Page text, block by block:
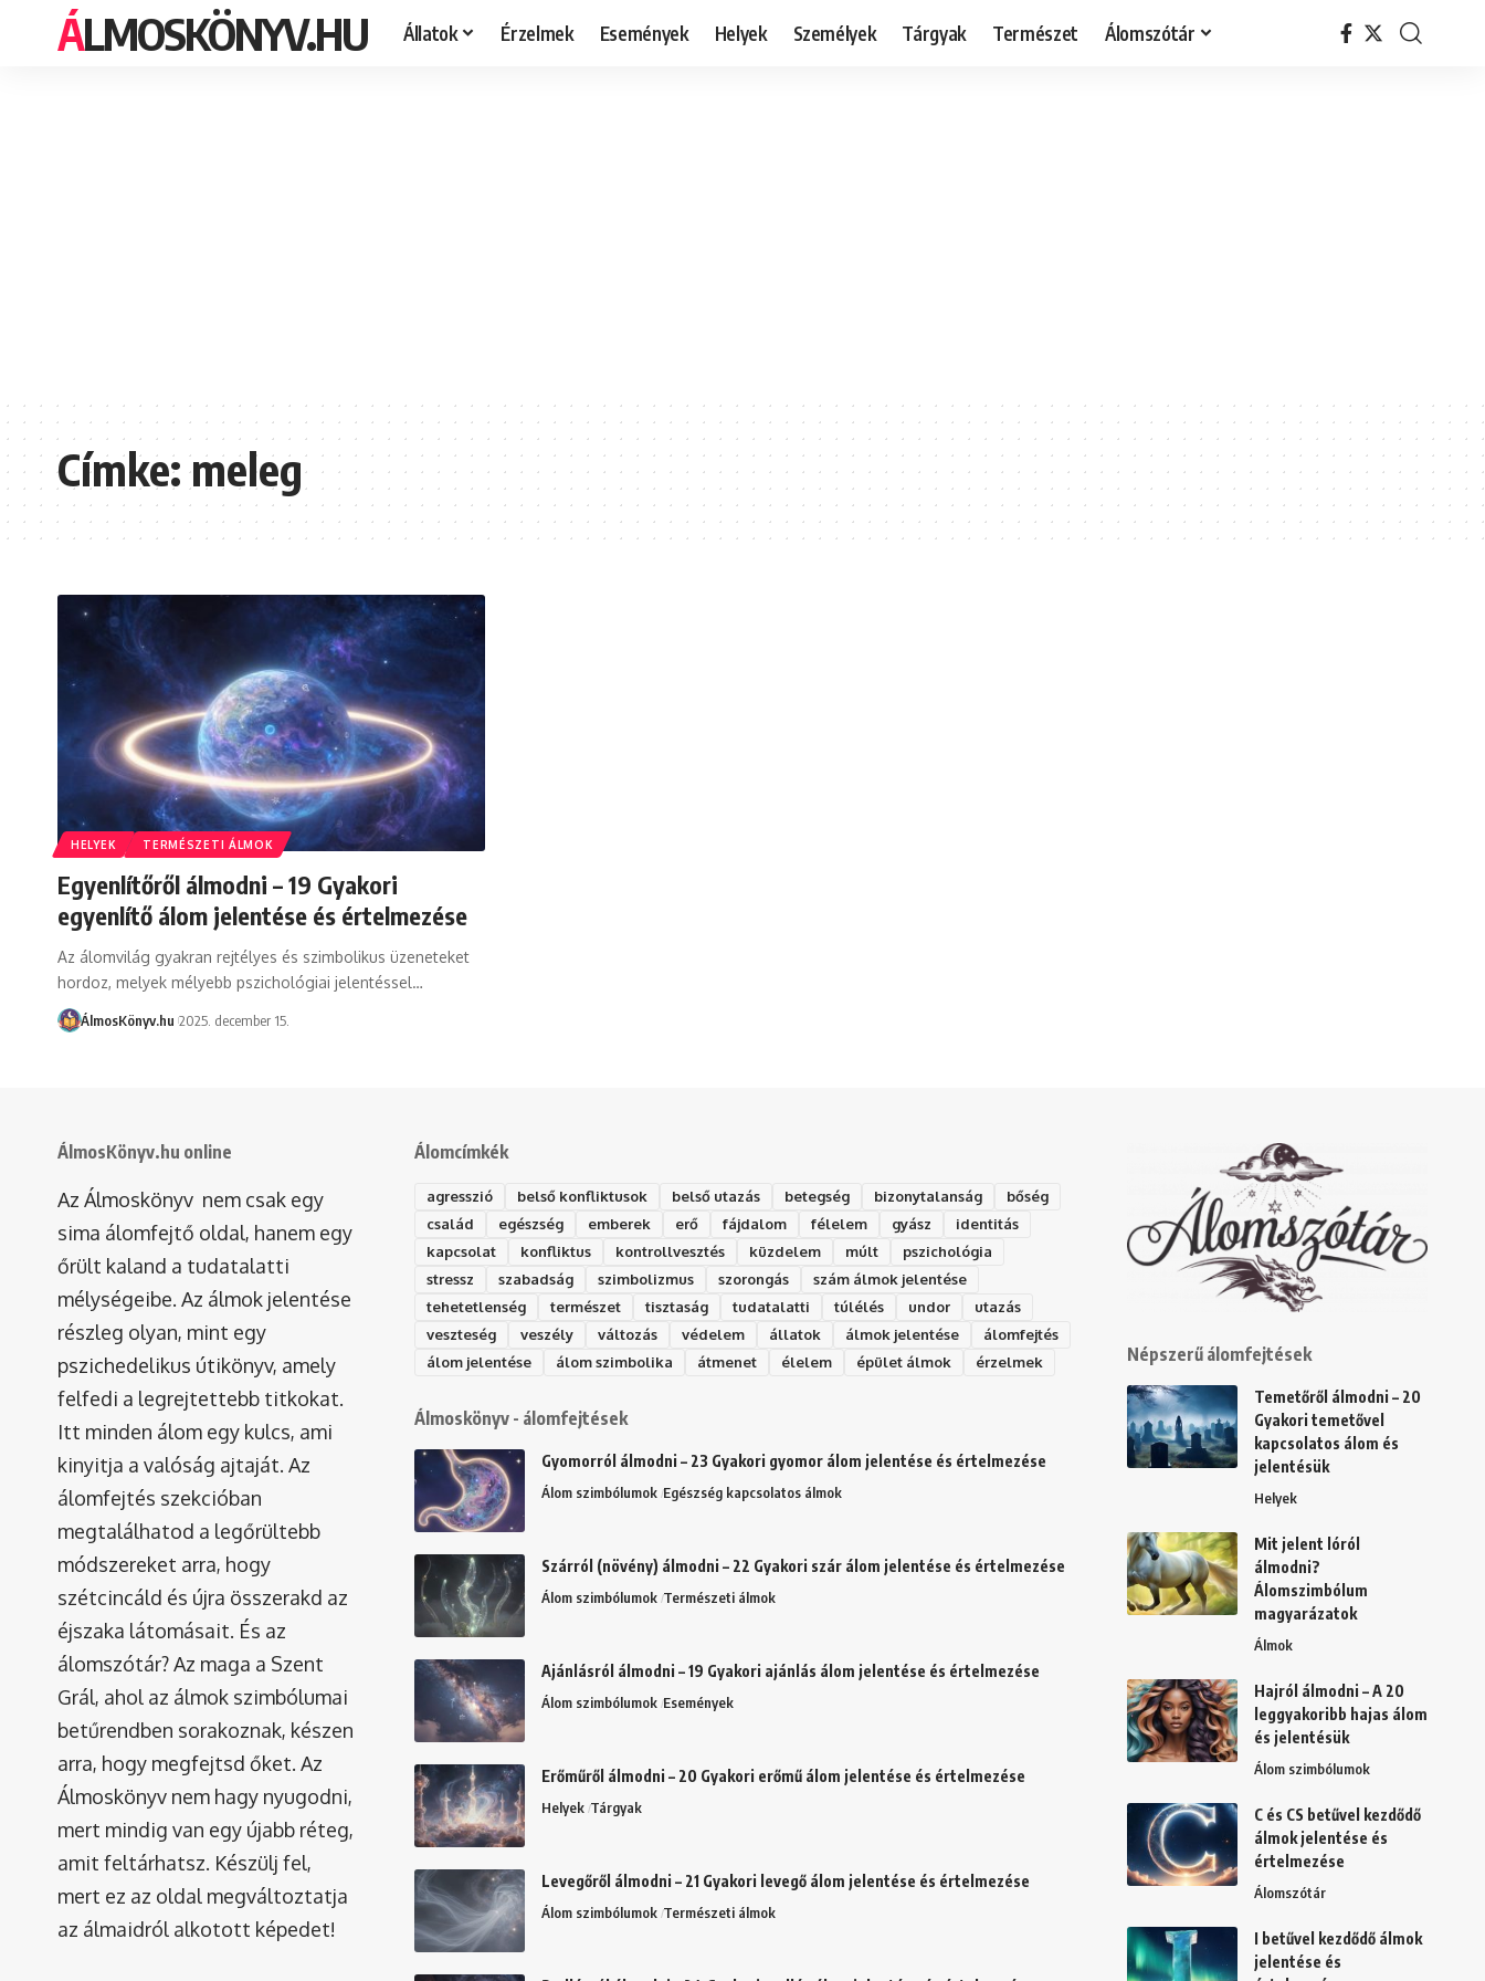
ÁLMOSKÖNYV.HU Állatok Érzelmek Események Helyek Személyek Tárgyak Természet Álomszótár
Címke:meleg
HELYEK TERMÉSZETI ÁLMOK
Egyenlítőről álmodni – 19 Gyakori
egyenlítő álom jelentése és értelmezése
Az álomvilág gyakran rejtélyes és szimbolikus üzeneteket
hordoz, melyek mélyebb pszichológiai jelentéssel…
ÁlmosKönyv.hu 2025. december 15.
ÁlmosKönyv.hu online
Az Álmoskönyv nem csak egy
sima álomfejtő oldal, hanem egy
őrült kaland a tudatalatti
mélységeibe. Az álmok jelentése
részleg olyan, mint egy
pszichedelikus útikönyv, amely
felfedi a legrejtettebb titkokat.
Itt minden álom egy kulcs, ami
kinyitja a valóság ajtaját. Az
álomfejtés szekcióban
megtalálhatod a legőrültebb
módszereket arra, hogy
szétcincáld és újra összerakd az
éjszaka látomásait. És az
álomszótár? Az maga a Szent
Grál, ahol az álmok szimbólumai
betűrendben sorakoznak, készen
arra, hogy megfejtsd őket. Az
Álmoskönyv nem hagy nyugodni,
mert mindig van egy újabb réteg,
amit feltárhatsz. Készülj fel,
mert ez az oldal megváltoztatja
az álmaidról alkotott képedet!
Álomcímkék
agresszió belső konfliktusok belső utazás betegség bizonytalanság
bőség
család
egészség emberek erő fájdalom félelem gyász
identitás
kapcsolat
konfliktus kontrollvesztés küzdelem múlt
pszichológia
stressz
szabadság szimbolizmus szorongás
szám álmok jelentése
tehetetlenség
természet tisztaság tudatalatti túlélés undor
utazás
veszteség
veszély változás védelem állatok álmok jelentése
álomfejtés
álom jelentése
álom szimbolika átmenet élelem épület álmok érzelmek
Álmoskönyv - álomfejtések
Gyomorról álmodni – 23 Gyakori gyomor álom jelentése és értelmezése
Álom szimbólumok Egészség kapcsolatos álmok
Szárról (növény) álmodni – 22 Gyakori szár álom jelentése és értelmezése
Álom szimbólumok Természeti álmok
Ajánlásról álmodni – 19 Gyakori ajánlás álom jelentése és értelmezése
Álom szimbólumok Események
Erőműről álmodni – 20 Gyakori erőmű álom jelentése és értelmezése
Helyek Tárgyak
Levegőről álmodni – 21 Gyakori levegő álom jelentése és értelmezése
Álom szimbólumok Természeti álmok
Népszerű álomfejtések
Temetőről álmodni – 20
Gyakori temetővel
kapcsolatos álom és
jelentésük
Helyek
Mit jelent lóról
álmodni?
Álomszimbólum
magyarázatok
Álmok
Hajról álmodni – A 20
leggyakoribb hajas álom
és jelentésük
Álom szimbólumok
C és CS betűvel kezdődő
álmok jelentése és
értelmezése
Álomszótár
I betűvel kezdődő álmok
jelentése és